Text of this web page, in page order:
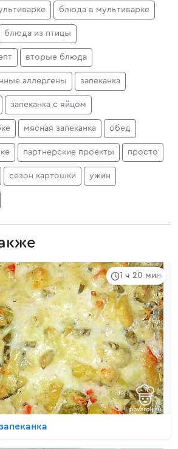
блюда в мультиварке
блюда из птицы
вторые блюда
аллергены запеканка
запеканка с яйцом
мясная запеканка обед
партнерские проекты просто
сезон картошки ужин
1 ч 20 мин